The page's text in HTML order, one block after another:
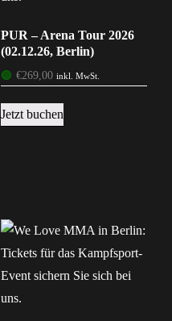
PUR – Arena Tour 2026
(02.12.26, Berlin)
🟢 €269,00 inkl. MwSt.
Jetzt buchen